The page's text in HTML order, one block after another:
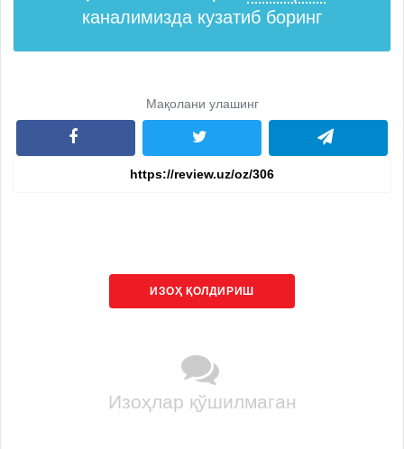
каналимизда кузатиб боринг
Мақолани улашинг
ИЗОҲ ҚОЛДИРИШ
Изоҳлар қўшилмаган